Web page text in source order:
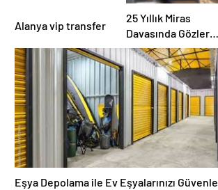
Alanya vip transfer
25 Yıllık Miras
Davasında Gözler
Temmuz Ayındaki
Karar Duruşmasına
Çevrildi
Eşya Depolama ile Ev Eşyalarınızı Güvenle